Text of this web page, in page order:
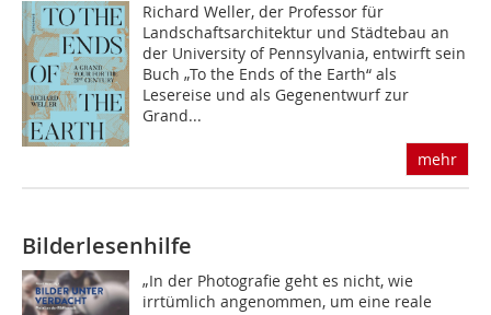
Richard Weller, der Professor für
Landschaftsarchitektur und Städtebau an
der University of Pennsylvania, entwirft sein
Buch „To the Ends of the Earth“ als
Lesereise und als Gegenentwurf zur
Grand...
mehr
Bilderlesenhilfe
„In der Photografie geht es nicht, wie
irrtümlich angenommen, um eine reale